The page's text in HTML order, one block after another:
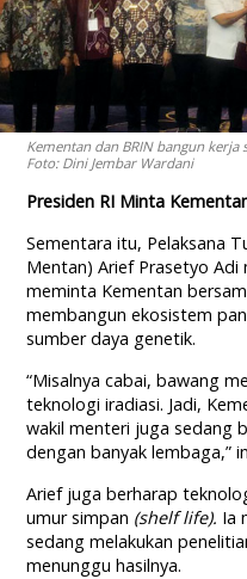
Kementan dan BRIN bangun
Foto: Dini Jembar Wardani
Presiden RI Minta
Sementara itu, Pelaksana
Mentan) Arief Prasetyo
meminta Kementan
membangun ekosistem
sumber daya genetik.
“Misalnya cabai, bawang
teknologi iradiasi. Jadi,
wakil menteri juga sedang
dengan banyak lembaga,”
Arief juga berharap
umur simpan (shelf life). Ia
sedang melakukan
menunggu hasilnya.